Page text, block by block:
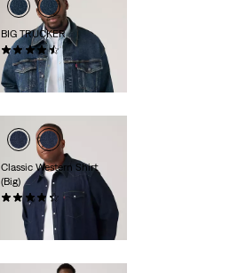
BIG TRUCKER
(179)
119,00 €
Classic Western Shirt
(Big)
(42)
85,00 €